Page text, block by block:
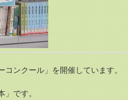
ンクール」を開催しています。
です。